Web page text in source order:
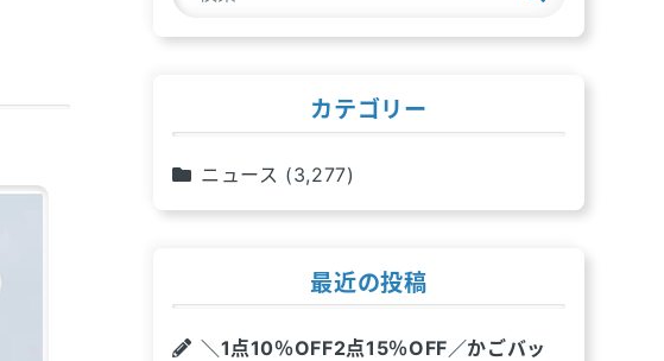
索
カテゴリー
ニュース (3,277)
最近の投稿
＼1点10％OFF2点15％OFF／かごバッ